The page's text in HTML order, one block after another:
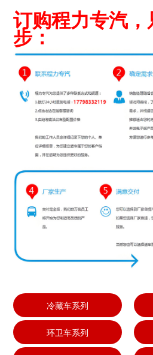
订购程力专汽
步：
冷藏车系列
环卫车系列